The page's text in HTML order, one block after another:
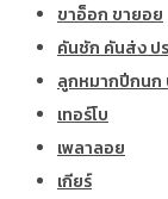
ขาอ็อก ขายอย
คันชัก คันส่ง ป
ลูกหมากปีกนก
เทอร์โบ
เพลาลอย
เกียร์